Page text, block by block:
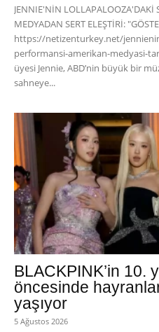
JENNIE'NİN LOLLAPALOOZA'DAKİ
MEDYADAN SERT ELEŞTİRİ:
https://netizenturkey.net/
performansi-amerikan-medyasi-
üyesi Jennie, ABD’nin büyük bir
sahneye...
BLACKPINK’in 10.
öncesinde hayranlar
yaşıyor
5 Ağustos 2026